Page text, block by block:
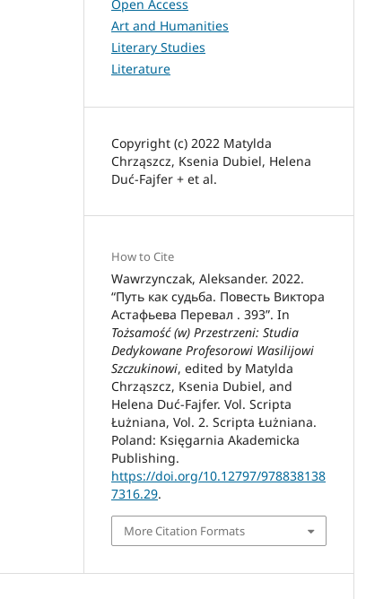
Open Access
Art and Humanities
Literary Studies
Literature
Copyright (c) 2022 Matylda
Chrząszcz, Ksenia Dubiel, Helena
Duć-Fajfer + et al.
How to Cite
Wawrzynczak, Aleksander. 2022.
“Путь как судьба. Повесть Виктора
Астафьева Перевал . 393”. In
Tożsamość (w) Przestrzeni: Studia
Dedykowane Profesorowi Wasilijowi
Szczukinowi, edited by Matylda
Chrząszcz, Ksenia Dubiel, and
Helena Duć-Fajfer. Vol. Scripta
Łużniana, Vol. 2. Scripta Łużniana.
Poland: Księgarnia Akademicka
Publishing.
https://doi.org/10.12797/978838138
7316.29.
More Citation Formats